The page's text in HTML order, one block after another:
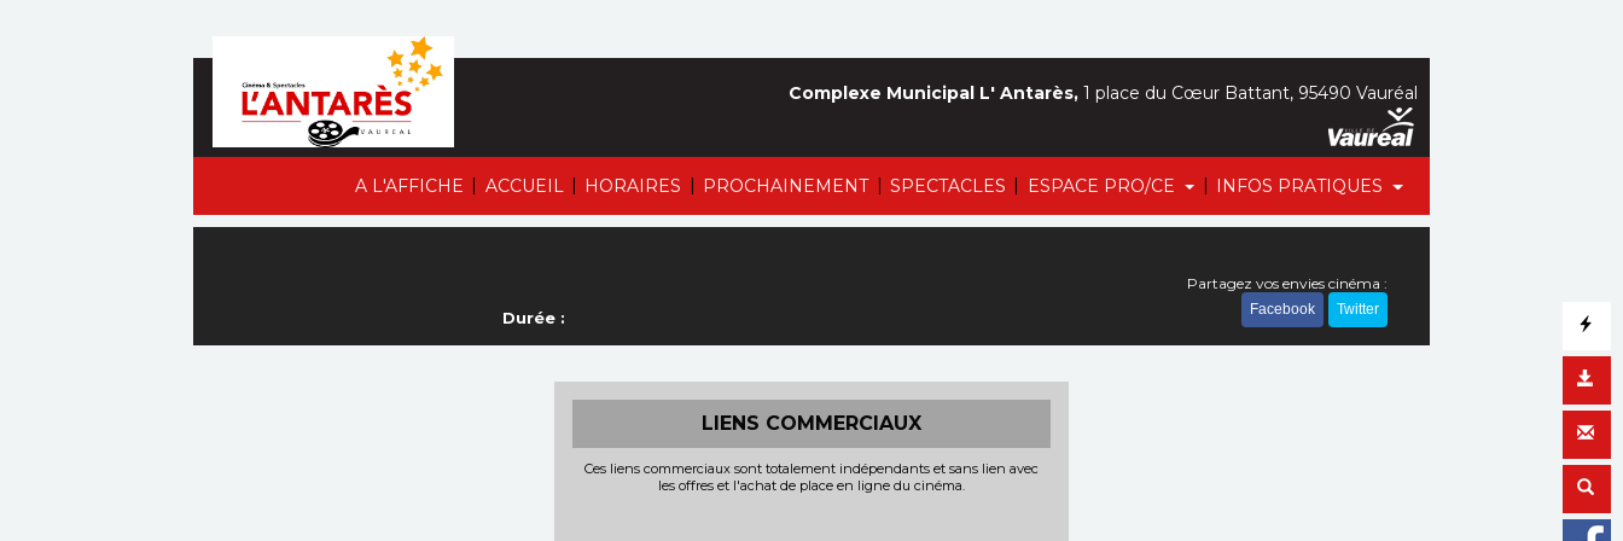
A L'AFFICHE | ACCUEIL | HORAIRES | PROCHAINEMENT | SPECTACLES | ESPACE PRO/CE | INFOS PRATIQUES
Complexe Municipal L' Antarès, 1 place du Cœur Battant, 95490 Vauréal
Durée :
Partagez vos envies cinéma :
Facebook Twitter
LIENS COMMERCIAUX
Ces liens commerciaux sont totalement indépendants et sans lien avec
les offres et l'achat de place en ligne du cinéma.